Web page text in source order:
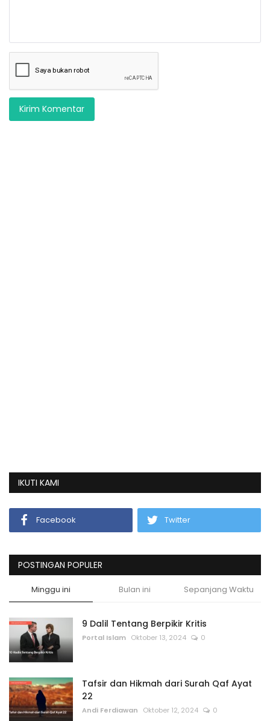
Kirim Komentar
IKUTI KAMI
Facebook Twitter
POSTINGAN POPULER
Minggu ini Bulan ini Sepanjang Waktu
9 Dalil Tentang Berpikir Kritis
Portal Islam Oktober 13, 2024 0
Tafsir dan Hikmah dari Surah Qaf Ayat
22
Andi Ferdiawan Oktober 12, 2024 0